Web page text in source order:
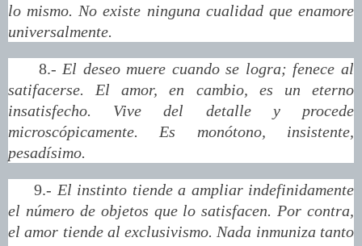
lo mismo. No existe ninguna cualidad que enamore
universalmente.
8.- El deseo muere cuando se logra; fenece al
satifacerse. El amor, en cambio, es un eterno
insatisfecho. Vive del detalle y procede
microscópicamente. Es monótono, insistente,
pesadísimo.
9.- El instinto tiende a ampliar indefinidamente
el número de objetos que lo satisfacen. Por contra,
el amor tiende al exclusivismo. Nada inmuniza tanto